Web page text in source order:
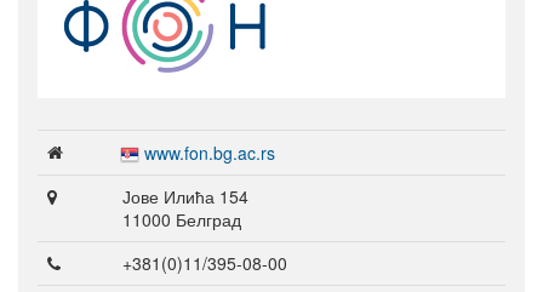
www.fon.bg.ac.rs
Јове Илића 154
11000 Белград
+381(0)11/395-08-00